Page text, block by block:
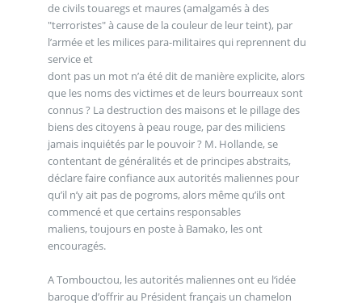
de civils touaregs et maures (amalgamés à des
"terroristes" à cause de la couleur de leur teint), par
l’armée et les milices para-militaires qui reprennent du
service et
dont pas un mot n’a été dit de manière explicite, alors
que les noms des victimes et de leurs bourreaux sont
connus ? La destruction des maisons et le pillage des
biens des citoyens à peau rouge, par des miliciens
jamais inquiétés par le pouvoir ? M. Hollande, se
contentant de généralités et de principes abstraits,
déclare faire confiance aux autorités maliennes pour
qu’il n’y ait pas de pogroms, alors même qu’ils ont
commencé et que certains responsables
maliens, toujours en poste à Bamako, les ont
encouragés.
A Tombouctou, les autorités maliennes ont eu l‘idée
baroque d’offrir au Président français un chamelon